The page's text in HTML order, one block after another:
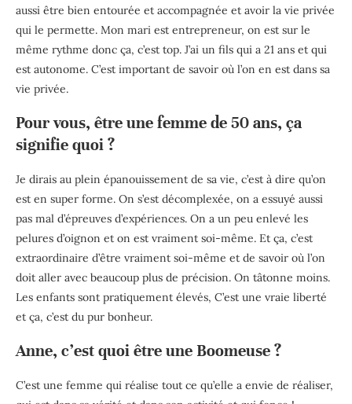
aussi être bien entourée et accompagnée et avoir la vie privée
qui le permette. Mon mari est entrepreneur, on est sur le
même rythme donc ça, c’est top. J’ai un fils qui a 21 ans et qui
est autonome. C’est important de savoir où l’on en est dans sa
vie privée.
Pour vous, être une femme de 50 ans, ça
signifie quoi ?
Je dirais au plein épanouissement de sa vie, c’est à dire qu’on
est en super forme. On s’est décomplexée, on a essuyé aussi
pas mal d’épreuves d’expériences. On a un peu enlevé les
pelures d’oignon et on est vraiment soi-même. Et ça, c’est
extraordinaire d’être vraiment soi-même et de savoir où l’on
doit aller avec beaucoup plus de précision. On tâtonne moins.
Les enfants sont pratiquement élevés, C’est une vraie liberté
et ça, c’est du pur bonheur.
Anne, c’est quoi être une Boomeuse ?
C’est une femme qui réalise tout ce qu’elle a envie de réaliser,